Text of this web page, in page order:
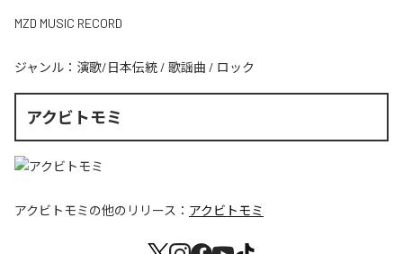
MZD MUSIC RECORD
ジャンル： 演歌/日本伝統 / 歌謡曲 / ロック
アクビトモミ
アクビトモミの他のリリース： アクビトモミ